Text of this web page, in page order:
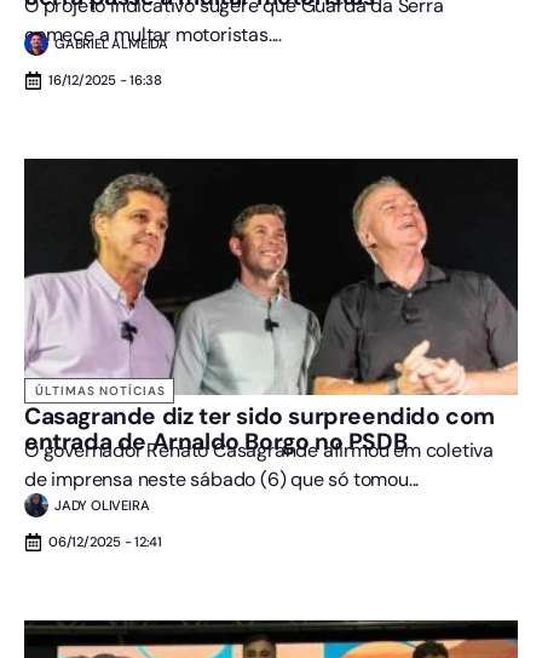
O projeto indicativo sugere que Guarda da Serra
comece a multar motoristas....
GABRIEL ALMEIDA
16/12/2025 - 16:38
ÚLTIMAS NOTÍCIAS
Casagrande diz ter sido surpreendido com
entrada de Arnaldo Borgo no PSDB
O governador Renato Casagrande afirmou em coletiva
de imprensa neste sábado (6) que só tomou...
JADY OLIVEIRA
06/12/2025 - 12:41